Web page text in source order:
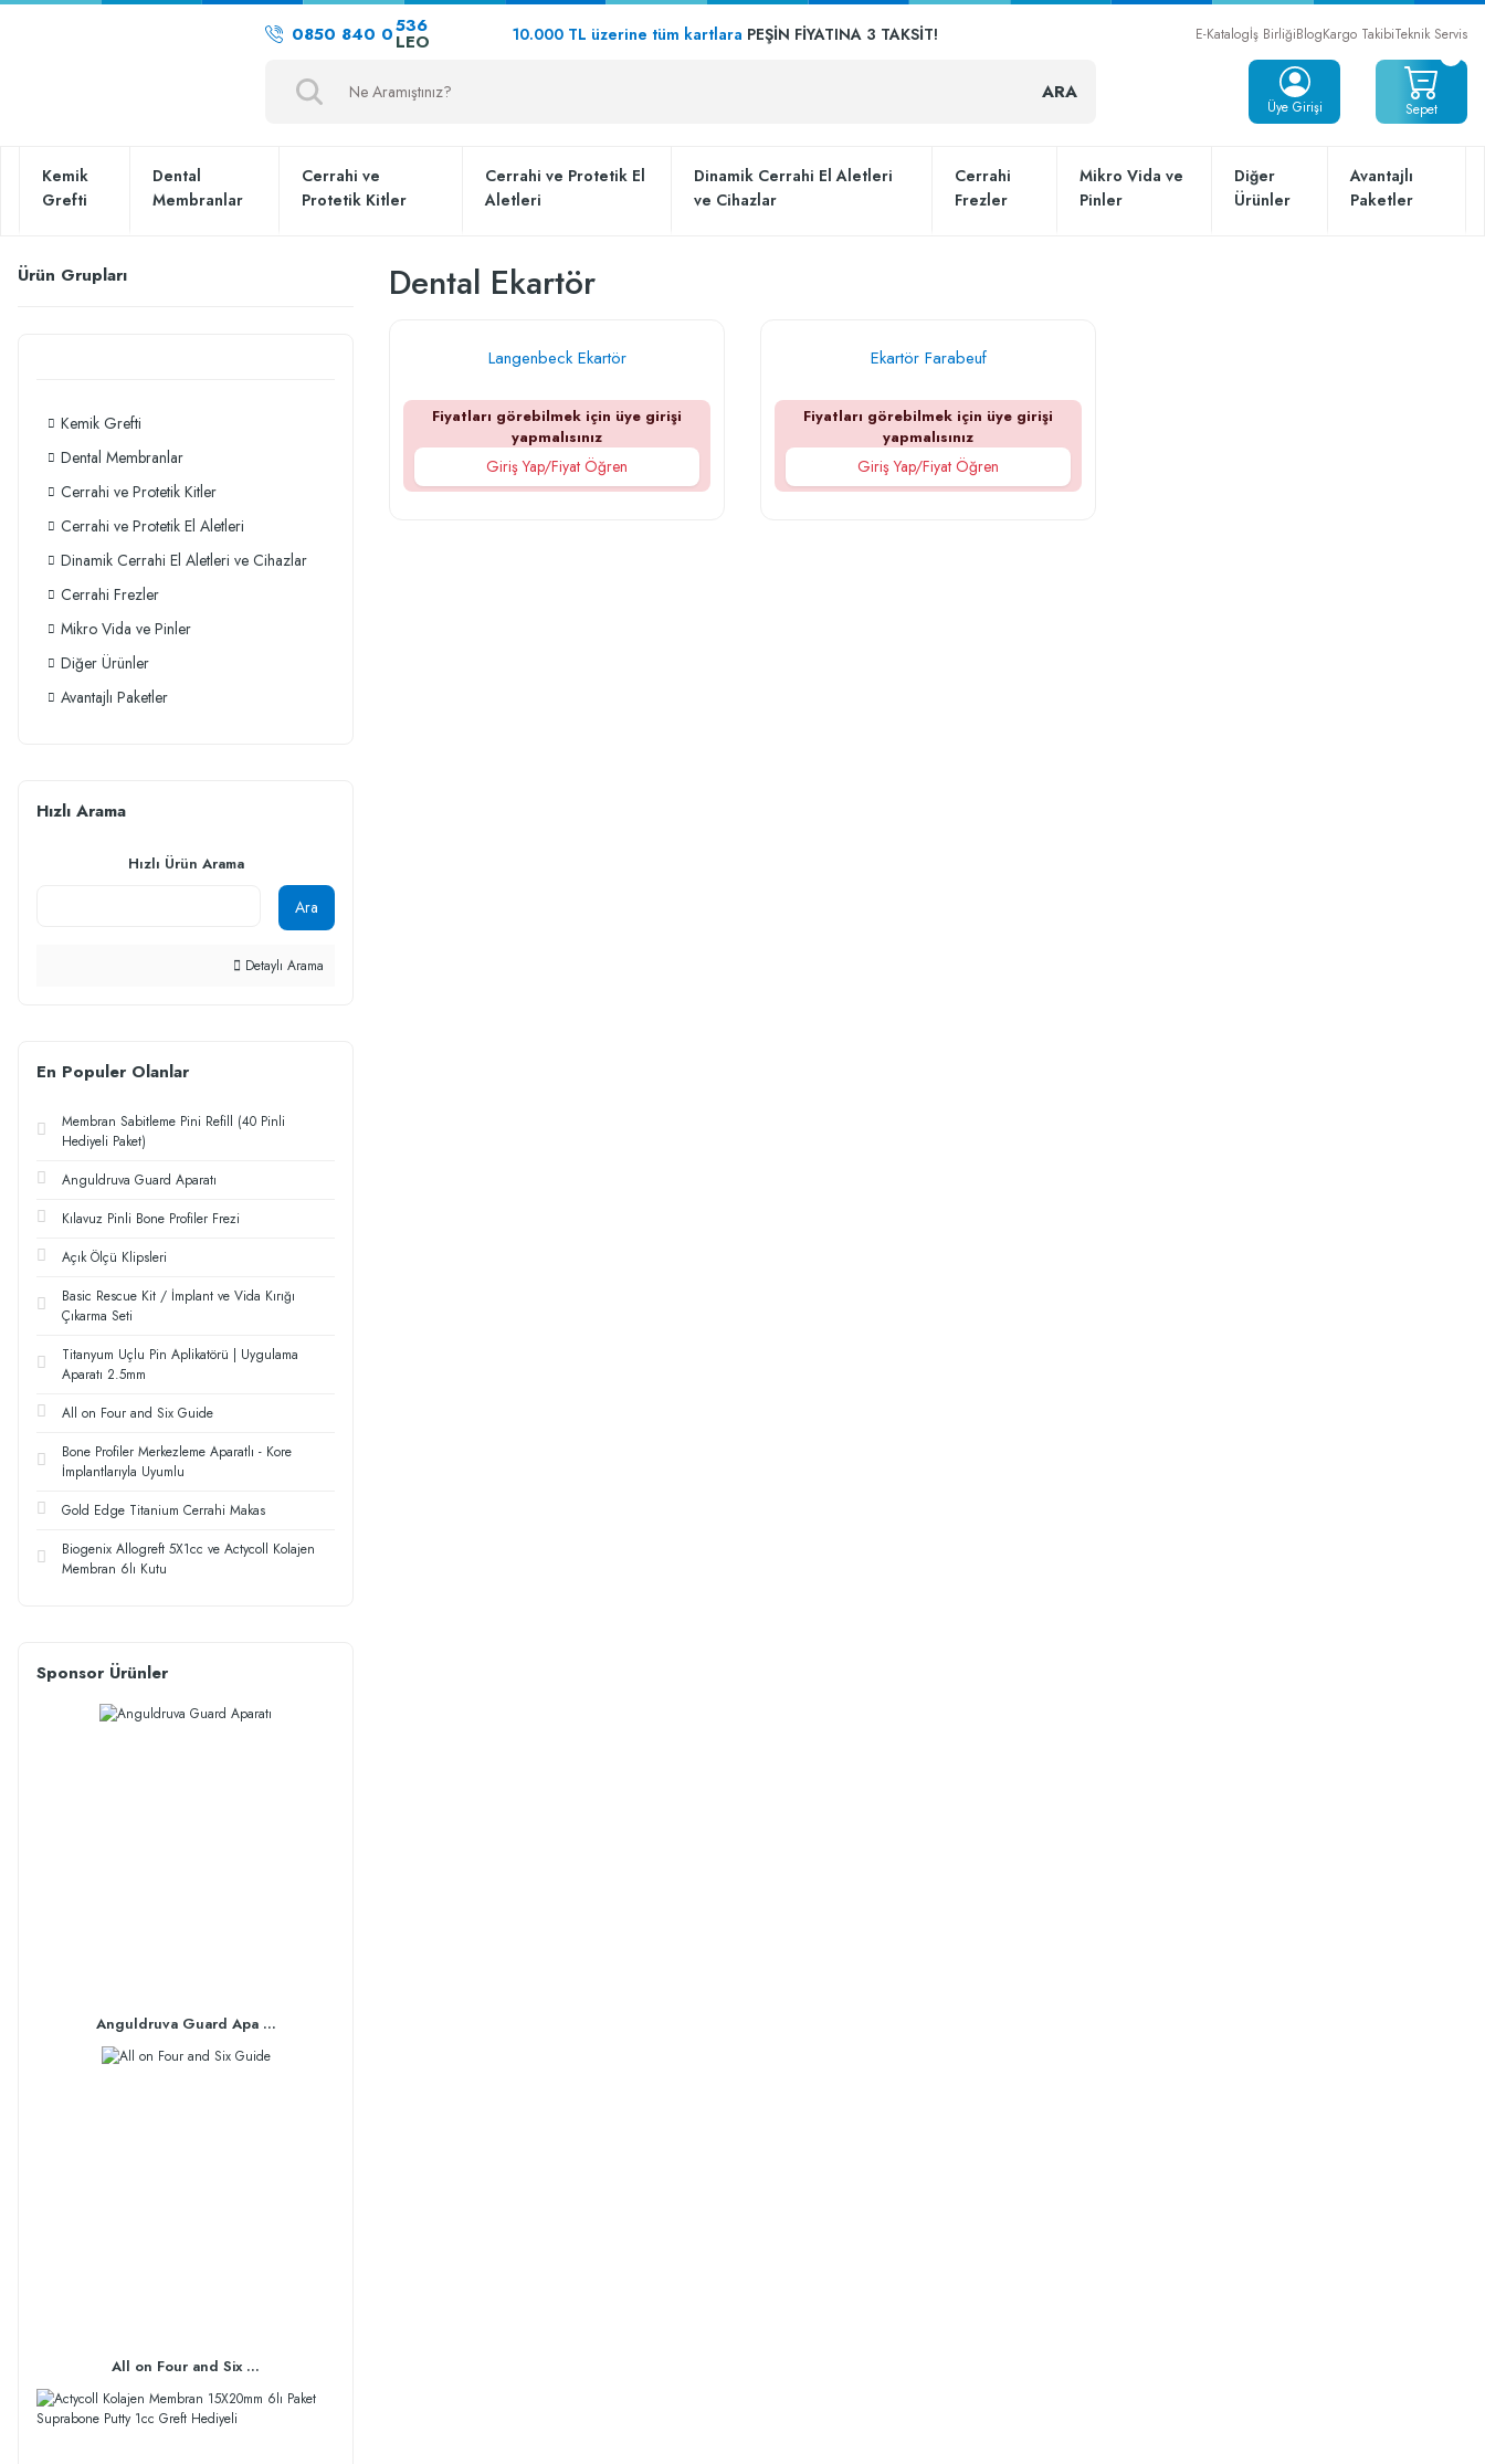
0850 840 0536
LEO 10.000 TL üzerine tüm kartlara PEŞİN FİYATINA 3 TAKSİT! E-Katalogİş BirliğiBlogKargo TakibiTeknik Servis
ARA
Üye Girişi Sepet
Kemik
Grefti
Dental
Membranlar
Cerrahi ve
Protetik Kitler
Cerrahi ve Protetik El
Aletleri
Dinamik Cerrahi El Aletleri
ve Cihazlar
Cerrahi
Frezler
Mikro Vida ve
Pinler
Diğer
Ürünler
Avantajlı
Paketler
Ürün Grupları
Kemik Grefti
Dental Membranlar
Cerrahi ve Protetik Kitler
Cerrahi ve Protetik El Aletleri
Dinamik Cerrahi El Aletleri ve Cihazlar
Cerrahi Frezler
Mikro Vida ve Pinler
Diğer Ürünler
Avantajlı Paketler
Hızlı Arama
Hızlı Ürün Arama
Ara
Detaylı Arama
En Populer Olanlar
Membran Sabitleme Pini Refill (40 Pinli
Hediyeli Paket)
Anguldruva Guard Aparatı
Kılavuz Pinli Bone Profiler Frezi
Açık Ölçü Klipsleri
Basic Rescue Kit / İmplant ve Vida Kırığı
Çıkarma Seti
Titanyum Uçlu Pin Aplikatörü | Uygulama
Aparatı 2.5mm
All on Four and Six Guide
Bone Profiler Merkezleme Aparatlı - Kore
İmplantlarıyla Uyumlu
Gold Edge Titanium Cerrahi Makas
Biogenix Allogreft 5X1cc ve Actycoll Kolajen
Membran 6lı Kutu
Sponsor Ürünler
Anguldruva Guard Apa ...
All on Four and Six ...
Dental Ekartör
Langenbeck Ekartör
Fiyatları görebilmek için üye girişi
yapmalısınız
Giriş Yap/Fiyat Öğren
Ekartör Farabeuf
Fiyatları görebilmek için üye girişi
yapmalısınız
Giriş Yap/Fiyat Öğren